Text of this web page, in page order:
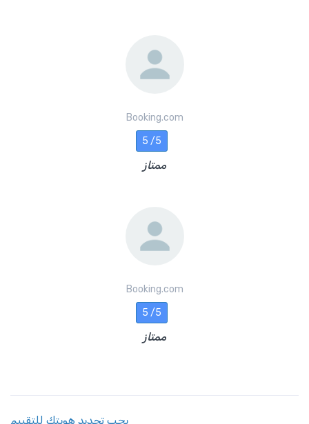
Booking.com
5 /5
ممتاز
Booking.com
5 /5
ممتاز
يجب تحديد هويتك للتقييم